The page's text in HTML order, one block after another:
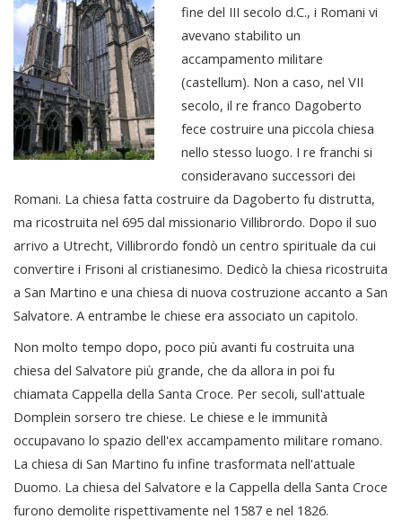
fine del III secolo d.C., i Romani vi
avevano stabilito un
accampamento militare
(castellum). Non a caso, nel VII
secolo, il re franco Dagoberto
fece costruire una piccola chiesa
nello stesso luogo. I re franchi si
consideravano successori dei
Romani. La chiesa fatta costruire da Dagoberto fu distrutta,
ma ricostruita nel 695 dal missionario Villibrordo. Dopo il suo
arrivo a Utrecht, Villibrordo fondò un centro spirituale da cui
convertire i Frisoni al cristianesimo. Dedicò la chiesa ricostruita
a San Martino e una chiesa di nuova costruzione accanto a San
Salvatore. A entrambe le chiese era associato un capitolo.
Non molto tempo dopo, poco più avanti fu costruita una
chiesa del Salvatore più grande, che da allora in poi fu
chiamata Cappella della Santa Croce. Per secoli, sull'attuale
Domplein sorsero tre chiese. Le chiese e le immunità
occupavano lo spazio dell'ex accampamento militare romano.
La chiesa di San Martino fu infine trasformata nell'attuale
Duomo. La chiesa del Salvatore e la Cappella della Santa Croce
furono demolite rispettivamente nel 1587 e nel 1826.